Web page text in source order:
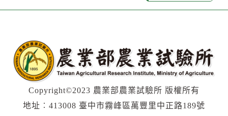
Copyright©2023 農業部農業試驗所 版權所有
地址︰413008 臺中市霧峰區萬豐里中正路189號